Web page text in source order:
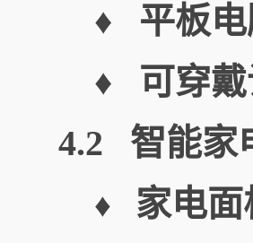
♦ 平板电
♦ 可穿戴
4.2 智能家
♦ 家电面